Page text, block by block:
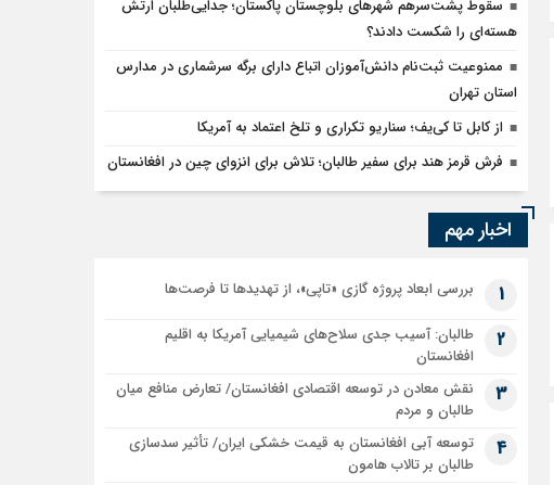
سقوط پشت‌سرهم شهرهای بلوچستان پاکستان؛ جدایی‌طلبان ارتش
هسته‌ای را شکست دادند؟
ممنوعیت ثبت‌نام دانش‌آموزان اتباع دارای برگه سرشماری در مدارس
استان تهران
از کابل تا کی‌یف؛ سناریو تکراری و تلخ اعتماد به آمریکا
فرش قرمز هند برای سفیر طالبان؛ تلاش برای انزوای چین در افغانستان
اخبار مهم
1 بررسی ابعاد پروژه گازی «تاپی»، از تهدیدها تا فرصت‌ها
2
طالبان: آسیب جدی سلاح‌های شیمیایی آمریکا به اقلیم
افغانستان
3
نقش معادن در توسعه اقتصادی افغانستان/ تعارض منافع میان
طالبان و مردم
4
توسعه آبی افغانستان به قیمت خشکی ایران/ تأثیر سدسازی
طالبان بر تالاب هامون